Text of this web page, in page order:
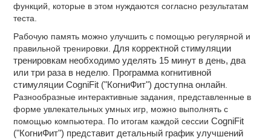
функций, которые в этом нуждаются согласно результатам
теста.
Рабочую память можно улучшить с помощью регулярной и
правильной тренировки.Для корректной стимуляции
тренировкам необходимо уделять 15 минут в день, два
или три раза в неделю. Программа когнитивной
стимуляции CogniFit ("КогниФит") доступна онлайн.
Разнообразные интерактивные задания, представленные в
форме увлекательных умных игр, можно выполнять с
помощью компьютера. По итогам каждой сессииCogniFit
("КогниФит") представит детальный график улучшений